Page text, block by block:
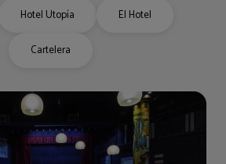
Hotel Utopía El Hotel
Cartelera